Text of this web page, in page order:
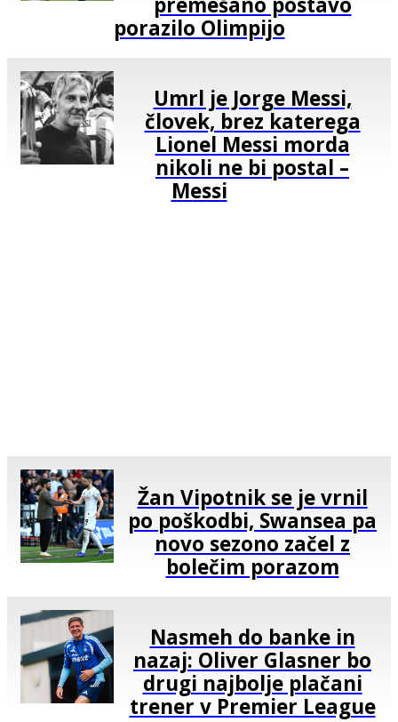
porazilo Olimpijo
Umrl je Jorge Messi,
človek, brez katerega
Lionel Messi morda
nikoli ne bi postal –
Messi
Žan Vipotnik se je vrnil
po poškodbi, Swansea pa
novo sezono začel z
bolečim porazom
Nasmeh do banke in
nazaj: Oliver Glasner bo
drugi najbolje plačani
trener v Premier League